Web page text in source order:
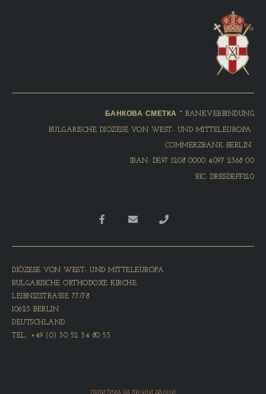
DIÖZESE VON WEST- UND MITTELEUROPA
BULGARISCHE ORTHODOXE KIRCHE
LEIBNIZSTRASSE 77/78
10625 BERLIN
DEUTSCHLAND
TEL.: +49 (0) 30 52 54 80 55
БАНКОВА СМЕТКА * BANKVERBINDUNG
BULGARISCHE DIÖZESE VON WEST- UND MITTELEUROPA
COMMERZBANK BERLIN
IBAN: DE97 1208 0000 4097 2368 00
BIC: DRESDEFF120
ПОЛИТИКА ЗА ЛИЧНИ ДАННИ